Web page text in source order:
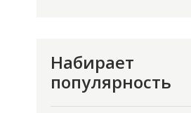
Набирает
популярность